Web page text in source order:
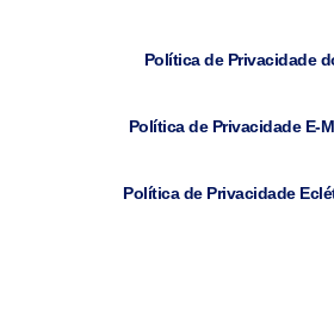
Política de Privacidade
Política de Privacidade E-
Política de Privacidade